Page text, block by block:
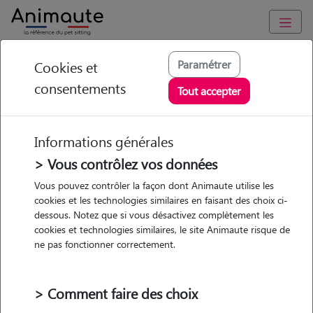
Animaute Centre-Val-de-Loire Indre-et-Loire/Semblançay
Jeanne - Petsitter à
ST ANTOINE DU
ROCHER
• 21 ans
8 animaux
Cookies et
consentements
Paramétrer
Tout accepter
Informations générales
> Vous contrôlez vos données
Vous pouvez contrôler la façon dont Animaute utilise les
cookies et les technologies similaires en faisant des choix ci-
dessous. Notez que si vous désactivez complètement les
cookies et technologies similaires, le site Animaute risque de
ne pas fonctionner correctement.
> Comment faire des choix